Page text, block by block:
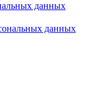
данных
данных